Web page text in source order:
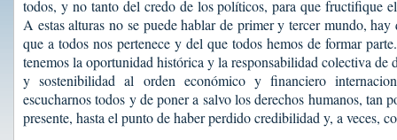
todos, y no tanto del credo de los políticos, para que fructifique
A estas alturas no se puede hablar de primer y tercer mundo,
que a todos nos pertenece y del que todos hemos de formar
tenemos la oportunidad histórica y la responsabilidad colectiva de
y sostenibilidad al orden económico y financiero
escucharnos todos y de poner a salvo los derechos humanos, tan
presente, hasta el punto de haber perdido credibilidad y, a veces,